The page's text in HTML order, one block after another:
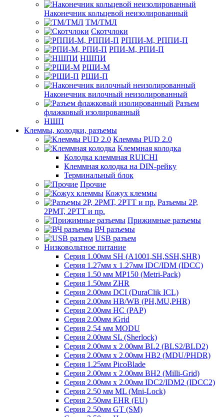
Наконечник кольцевой неизолированный
ТМ/ТМЛ
Скотчлоки
РППИ-М, РППИ-П
РПИ-М, РПИ-П
НШПИ
РШИ-М
РШИ-П
Наконечник вилочный неизолированный
Разъем
флажковый изолированный
НШП
Клеммы, колодки, разъемы
Клеммы PUD 2.0
Клеммная колодка
Колодка клеммная RUICHI
Клеммная колодка на DIN-рейку
Терминальный блок
Прочие
Кожух клеммы
Разъемы 2Р,
2РМТ, 2РТТ и пр.
Прижимные разъемы
ВЧ разъемы
USB разъем
Низковольтное питание
Серия 1.00мм SH (A1001,SH,SSH,SHR)
Серия 1.27мм x 1.27мм IDC/IDM (IDCC)
Серия 1.50 мм MP150 (Metri-Pack)
Серия 1.50мм ZHR
Серия 2.00мм DCI (DuraClik ICL)
Серия 2.00мм HB/WB (PH,MU,PHR)
Серия 2.00мм HC (PAP)
Серия 2.00мм iGrid
Серия 2,54 мм MODU
Серия 2.00мм SL (Sherlock)
Серия 2.00мм x 2.00мм BL2 (BLS2/BLD2)
Серия 2.00мм x 2.00мм HB2 (MDU/PHDR)
Серия 1.25мм PicoBlade
Серия 2.00мм х 2.00мм BH2 (Milli-Grid)
Серия 2.00мм х 2.00мм IDC2/IDM2 (IDCC2)
Серия 2.50 мм ML (Mni-Lock)
Серия 2.50мм EHR (EU)
Серия 2.50мм GT (SM)